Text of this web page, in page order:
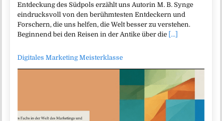
Entdeckung des Südpols erzählt uns Autorin M. B. Synge
eindrucksvoll von den berühmtesten Entdeckern und
Forschern, die uns helfen, die Welt besser zu verstehen.
Beginnend bei den Reisen in der Antike über die [...]
Digitales Marketing Meisterklasse